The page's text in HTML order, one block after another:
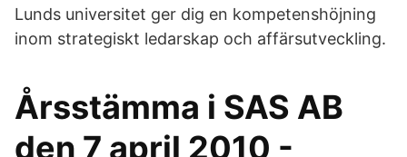
Lunds universitet ger dig en kompetenshöjning
inom strategiskt ledarskap och affärsutveckling.
Årsstämma i SAS AB
den 7 april 2010 -